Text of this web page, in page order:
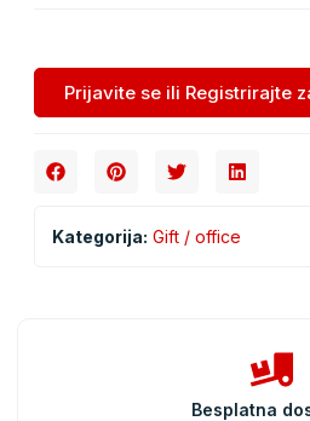
Prijavite se ili Registrirajte
Kategorija: Gift / office
Besplatna